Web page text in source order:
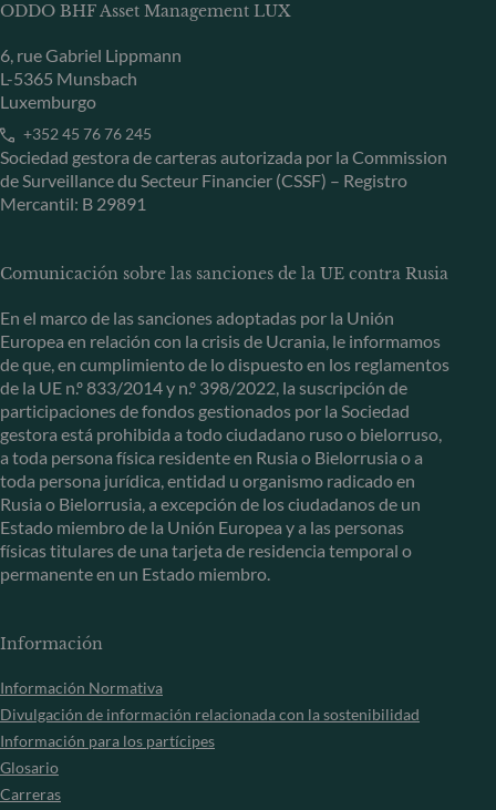
ODDO BHF Asset Management LUX
6, rue Gabriel Lippmann
L-5365 Munsbach
Luxemburgo
+352 45 76 76 245
Sociedad gestora de carteras autorizada por la Commission
de Surveillance du Secteur Financier (CSSF) – Registro
Mercantil: B 29891
Comunicación sobre las sanciones de la UE contra Rusia
En el marco de las sanciones adoptadas por la Unión
Europea en relación con la crisis de Ucrania, le informamos
de que, en cumplimiento de lo dispuesto en los reglamentos
de la UE n.º 833/2014 y n.º 398/2022, la suscripción de
participaciones de fondos gestionados por la Sociedad
gestora está prohibida a todo ciudadano ruso o bielorruso,
a toda persona física residente en Rusia o Bielorrusia o a
toda persona jurídica, entidad u organismo radicado en
Rusia o Bielorrusia, a excepción de los ciudadanos de un
Estado miembro de la Unión Europea y a las personas
físicas titulares de una tarjeta de residencia temporal o
permanente en un Estado miembro.
Información
Información Normativa
Divulgación de información relacionada con la sostenibilidad
Información para los partícipes
Glosario
Carreras